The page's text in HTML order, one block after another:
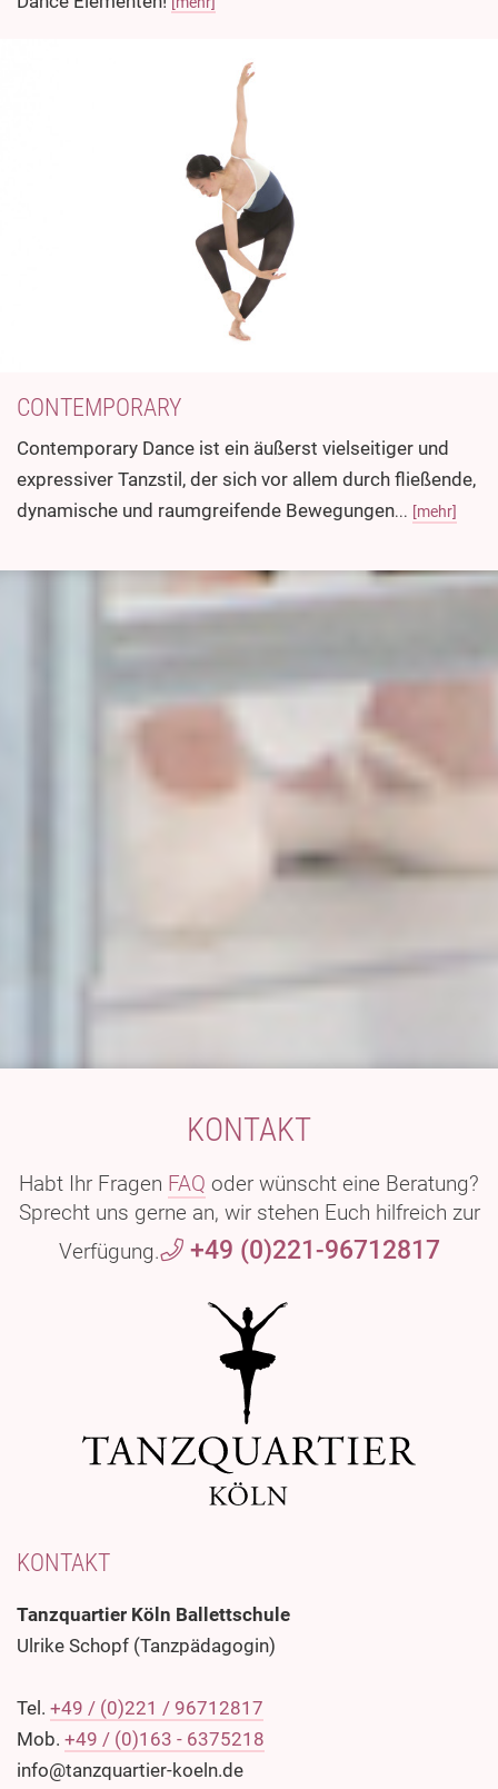
CONTEMPORARY
Contemporary Dance ist ein äußerst vielseitiger und
expressiver Tanzstil, der sich vor allem durch fließende,
dynamische und raumgreifende Bewegungen... [mehr]
KONTAKT
Habt Ihr Fragen FAQ oder wünscht eine Beratung?
Sprecht uns gerne an, wir stehen Euch hilfreich zur
Verfügung.
+49 (0)221-96712817
KONTAKT
Tanzquartier Köln Ballettschule
Ulrike Schopf (Tanzpädagogin)
Tel. +49 / (0)221 / 96712817
Mob. +49 / (0)163 - 6375218
info@tanzquartier-koeln.de